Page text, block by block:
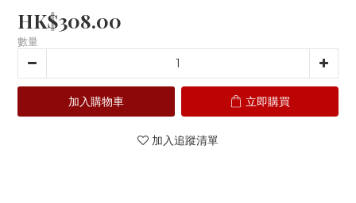
HK$308.00
數量
加入購物車 立即購買
加入追蹤清單